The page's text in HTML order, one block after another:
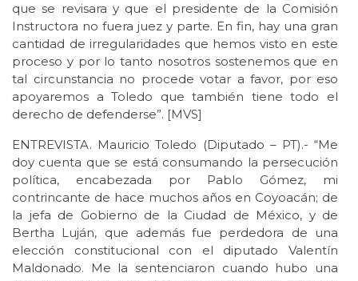
que se revisara y que el presidente de la Comisión
Instructora no fuera juez y parte. En fin, hay una gran
cantidad de irregularidades que hemos visto en este
proceso y por lo tanto nosotros sostenemos que en
tal circunstancia no procede votar a favor, por eso
apoyaremos a Toledo que también tiene todo el
derecho de defenderse”. [MVS]
ENTREVISTA. Mauricio Toledo (Diputado – PT).- “Me
doy cuenta que se está consumando la persecución
política, encabezada por Pablo Gómez, mi
contrincante de hace muchos años en Coyoacán; de
la jefa de Gobierno de la Ciudad de México, y de
Bertha Luján, que además fue perdedora de una
elección constitucional con el diputado Valentín
Maldonado. Me la sentenciaron cuando hubo una